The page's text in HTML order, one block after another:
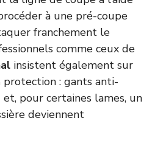
à une pré-coupe
franchement le
comme ceux de
insistent également sur
protection : gants anti-
pour certaines lames, un
deviennent